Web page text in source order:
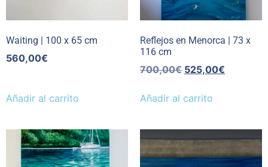
Waiting | 100 x 65 cm
560,00€
Añadir al carrito
Reflejos en Menorca | 73 x
116 cm
700,00€ 525,00€
Añadir al carrito